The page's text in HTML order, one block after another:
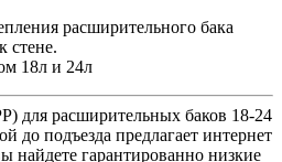
расширительного бака
стене.
18л и 24л
расширительных баков 18-24
до подъезда предлагает интернет
найдете гарантированно низкие